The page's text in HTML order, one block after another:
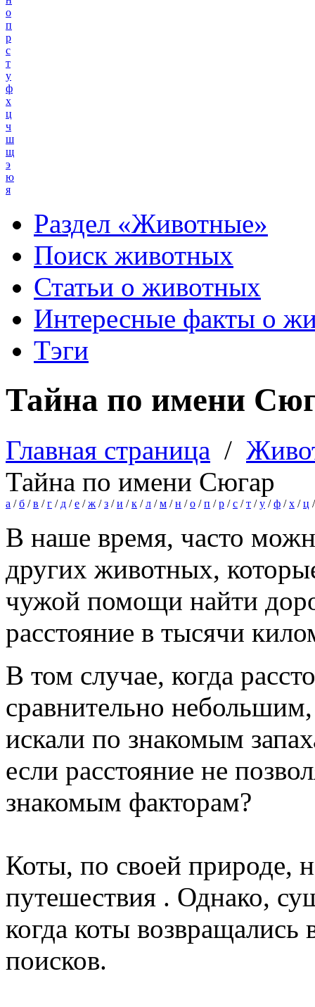
о
п
р
с
т
у
ф
х
ц
ч
ш
щ
э
ю
я
Раздел «Животные»
Поиск животных
Статьи о животных
Интересные факты о
Тэги
Тайна по имени
Главная страница /
Тайна по имени Сюгар
а /б /в /г / д /е /ж /з /и /к /л /м /н /о /п /р /с /т /у /ф /х /ц
В наше время, часто
других животных,
чужой помощи найти
расстояние в тысячи
В том случае, когда
сравнительно
искали по знакомым
если расстояние не
знакомым факторам?
Коты, по своей природе,
путешествия . Однако,
когда коты
поисков.